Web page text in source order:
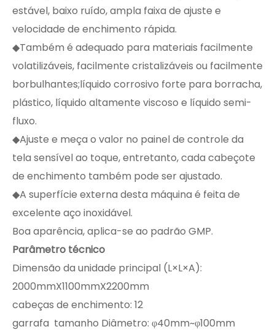
estável, baixo ruído, ampla faixa de ajuste e
velocidade de enchimento rápida.
◆Também é adequado para materiais facilmente
volatilizáveis, facilmente cristalizáveis ​​ou facilmente
borbulhantes;líquido corrosivo forte para borracha,
plástico, líquido altamente viscoso e líquido semi-
fluxo.
◆Ajuste e meça o valor no painel de controle da
tela sensível ao toque, entretanto, cada cabeçote
de enchimento também pode ser ajustado.
◆A superfície externa desta máquina é feita de
excelente aço inoxidável.
Boa aparência, aplica-se ao padrão GMP.
Parâmetro técnico
Dimensão da unidade principal (L×L×A):
2000mmX1100mmX2200mm
cabeças de enchimento: 12
garrafa tamanho Diâmetro: φ40mm~φ100mm